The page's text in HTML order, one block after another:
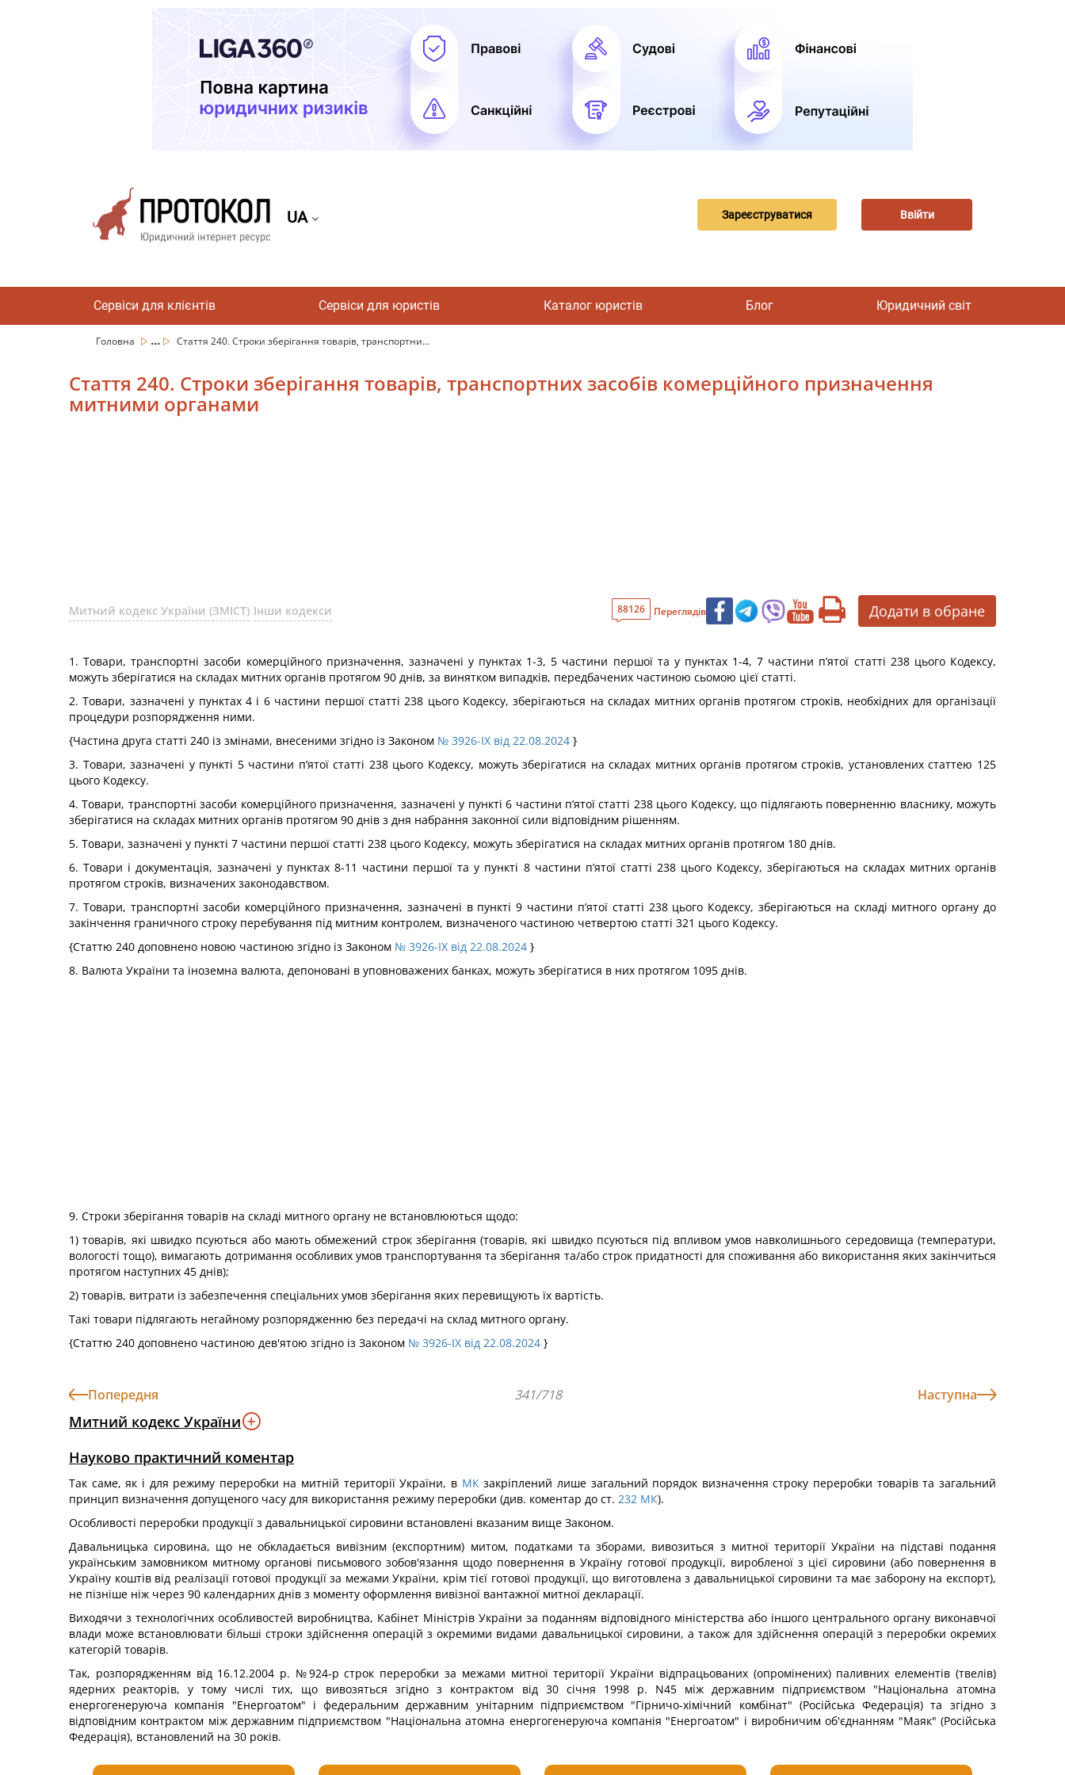
UA Зареєструватися Ввійти
Сервіси для клієнтів Сервіси для юристів Каталог юристів Блог Юридичний світ
Головна ... Стаття 240. Строки зберігання товарів, транспортни...
Стаття 240. Строки зберігання товарів, транспортних засобів комерційного призначення
митними органами
Митний кодекс України (ЗМІСТ) Інши кодекси 88126 Переглядів Додати в обране
1. Товари, транспортні засоби комерційного призначення, зазначені у пунктах 1-3, 5 частини першої та у пунктах 1-4, 7 частини п’ятої статті 238 цього Кодексу,
можуть зберігатися на складах митних органів протягом 90 днів, за винятком випадків, передбачених частиною сьомою цієї статті.
2. Товари, зазначені у пунктах 4 і 6 частини першої статті 238 цього Кодексу, зберігаються на складах митних органів протягом строків, необхідних для організації
процедури розпорядження ними.
{Частина друга статті 240 із змінами, внесеними згідно із Законом № 3926-IX від 22.08.2024 }
3. Товари, зазначені у пункті 5 частини п’ятої статті 238 цього Кодексу, можуть зберігатися на складах митних органів протягом строків, установлених статтею 125
цього Кодексу.
4. Товари, транспортні засоби комерційного призначення, зазначені у пункті 6 частини п’ятої статті 238 цього Кодексу, що підлягають поверненню власнику, можуть
зберігатися на складах митних органів протягом 90 днів з дня набрання законної сили відповідним рішенням.
5. Товари, зазначені у пункті 7 частини першої статті 238 цього Кодексу, можуть зберігатися на складах митних органів протягом 180 днів.
6. Товари і документація, зазначені у пунктах 8-11 частини першої та у пункті 8 частини п’ятої статті 238 цього Кодексу, зберігаються на складах митних органів
протягом строків, визначених законодавством.
7. Товари, транспортні засоби комерційного призначення, зазначені в пункті 9 частини п’ятої статті 238 цього Кодексу, зберігаються на складі митного органу до
закінчення граничного строку перебування під митним контролем, визначеного частиною четвертою статті 321 цього Кодексу.
{Статтю 240 доповнено новою частиною згідно із Законом № 3926-IX від 22.08.2024 }
8. Валюта України та іноземна валюта, депоновані в уповноважених банках, можуть зберігатися в них протягом 1095 днів.
9. Строки зберігання товарів на складі митного органу не встановлюються щодо:
1) товарів, які швидко псуються або мають обмежений строк зберігання (товарів, які швидко псуються під впливом умов навколишнього середовища (температури,
вологості тощо), вимагають дотримання особливих умов транспортування та зберігання та/або строк придатності для споживання або використання яких закінчиться
протягом наступних 45 днів);
2) товарів, витрати із забезпечення спеціальних умов зберігання яких перевищують їх вартість.
Такі товари підлягають негайному розпорядженню без передачі на склад митного органу.
{Статтю 240 доповнено частиною дев'ятою згідно із Законом № 3926-IX від 22.08.2024 }
Попередня 341/718 Наступна
Митний кодекс України
Науково практичний коментар
Так саме, як і для режиму переробки на митній території України, в МКзакріплений лише загальний порядок визначення строку переробки товарів та загальний
принцип визначення допущеного часу для використання режиму переробки (див. коментар до ст. 232 МК).
Особливості переробки продукції з давальницької сировини встановлені вказаним вище Законом.
Давальницька сировина, що не обкладається вивізним (експортним) митом, податками та зборами, вивозиться з митної території України на підставі подання
українським замовником митному органові письмового зобов'язання щодо повернення в Україну готової продукції, виробленої з цієї сировини (або повернення в
Україну коштів від реалізації готової продукції за межами України, крім тієї готової продукції, що виготовлена з давальницької сировини та має заборону на експорт),
не пізніше ніж через 90 календарних днів з моменту оформлення вивізної вантажної митної декларації.
Виходячи з технологічних особливостей виробництва, Кабінет Міністрів України за поданням відповідного міністерства або іншого центрального органу виконавчої
влади може встановлювати більші строки здійснення операцій з окремими видами давальницької сировини, а також для здійснення операцій з переробки окремих
категорій товарів.
Так, розпорядженням від 16.12.2004 р. №924-р строк переробки за межами митної території України відпрацьованих (опромінених) паливних елементів (твелів)
ядерних реакторів, у тому числі тих, що вивозяться згідно з контрактом від 30 січня 1998 р. N45 між державним підприємством "Національна атомна
енергогенеруюча компанія "Енергоатом" і федеральним державним унітарним підприємством "Гірничо-хімічний комбінат" (Російська Федерація) та згідно з
відповідним контрактом між державним підприємством "Національна атомна енергогенеруюча компанія "Енергоатом" і виробничим об'єднанням "Маяк" (Російська
Федерація), встановлений на 30 років.